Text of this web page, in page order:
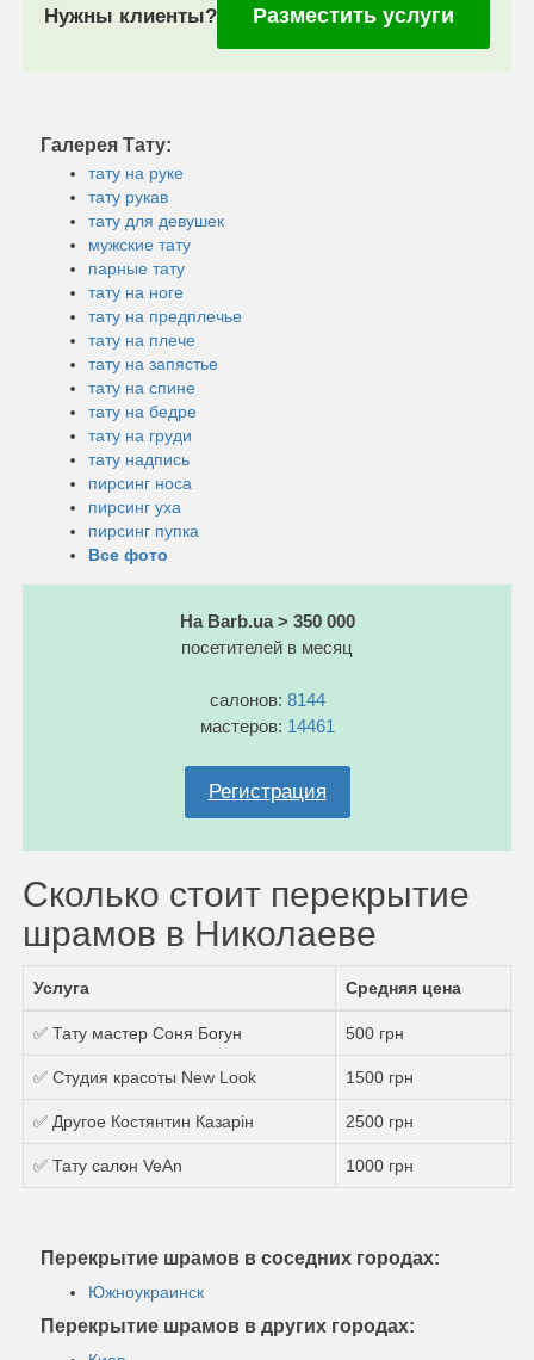
Нужны клиенты? Разместить услуги
Галерея Тату:
тату на руке
тату рукав
тату для девушек
мужские тату
парные тату
тату на ноге
тату на предплечье
тату на плече
тату на запястье
тату на спине
тату на бедре
тату на груди
тату надпись
пирсинг носа
пирсинг уха
пирсинг пупка
Все фото
На Barb.ua > 350 000
посетителей в месяц
салонов: 8144
мастеров: 14461
Регистрация
Сколько стоит перекрытие
шрамов в Николаеве
Услуга Средняя цена
✅ Тату мастер Соня Богун 500 грн
✅ Студия красоты New Look 1500 грн
✅ Другое Костянтин Казарін 2500 грн
✅ Тату салон VeAn 1000 грн
Перекрытие шрамов в соседних городах:
Южноукраинск
Перекрытие шрамов в других городах: